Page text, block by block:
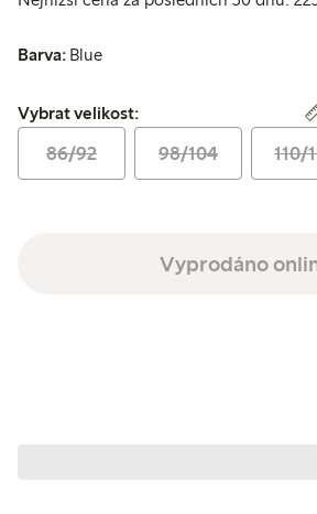
Barva: Blue
Vybrat velikost:
Vybrat velikost:
86/92 98/104 110/
Vyprodáno